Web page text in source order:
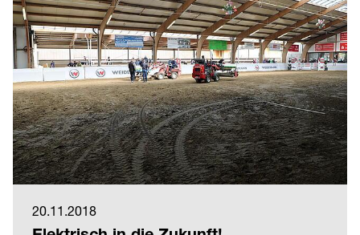
20.11.2018